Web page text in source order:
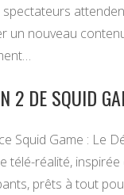
un nouveau
2 DE SQUID
Squid Game : Le
télé-réalité,
prêts à tout